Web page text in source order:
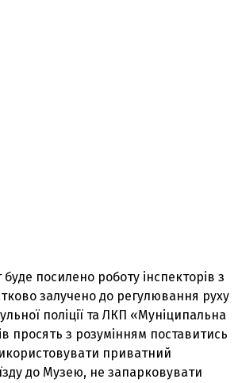
посилено роботу інспекторів з
залучено до регулювання руху
поліції та ЛКП «Муніципальна
просять з розумінням поставитись
приватний
до Музею, не запарковувати